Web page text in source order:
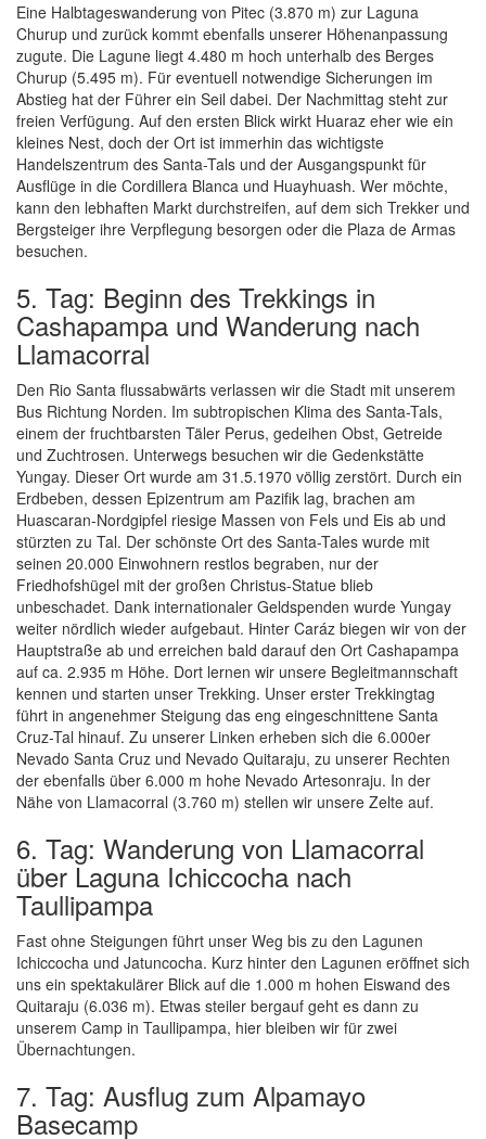
Eine Halbtageswanderung von Pitec (3.870 m) zur Laguna
Churup und zurück kommt ebenfalls unserer Höhenanpassung
zugute. Die Lagune liegt 4.480 m hoch unterhalb des Berges
Churup (5.495 m). Für eventuell notwendige Sicherungen im
Abstieg hat der Führer ein Seil dabei. Der Nachmittag steht zur
freien Verfügung. Auf den ersten Blick wirkt Huaraz eher wie ein
kleines Nest, doch der Ort ist immerhin das wichtigste
Handelszentrum des Santa-Tals und der Ausgangspunkt für
Ausflüge in die Cordillera Blanca und Huayhuash. Wer möchte,
kann den lebhaften Markt durchstreifen, auf dem sich Trekker und
Bergsteiger ihre Verpflegung besorgen oder die Plaza de Armas
besuchen.
5. Tag: Beginn des Trekkings in
Cashapampa und Wanderung nach
Llamacorral
Den Rio Santa flussabwärts verlassen wir die Stadt mit unserem
Bus Richtung Norden. Im subtropischen Klima des Santa-Tals,
einem der fruchtbarsten Täler Perus, gedeihen Obst, Getreide
und Zuchtrosen. Unterwegs besuchen wir die Gedenkstätte
Yungay. Dieser Ort wurde am 31.5.1970 völlig zerstört. Durch ein
Erdbeben, dessen Epizentrum am Pazifik lag, brachen am
Huascaran-Nordgipfel riesige Massen von Fels und Eis ab und
stürzten zu Tal. Der schönste Ort des Santa-Tales wurde mit
seinen 20.000 Einwohnern restlos begraben, nur der
Friedhofshügel mit der großen Christus-Statue blieb
unbeschadet. Dank internationaler Geldspenden wurde Yungay
weiter nördlich wieder aufgebaut. Hinter Caráz biegen wir von der
Hauptstraße ab und erreichen bald darauf den Ort Cashapampa
auf ca. 2.935 m Höhe. Dort lernen wir unsere Begleitmannschaft
kennen und starten unser Trekking. Unser erster Trekkingtag
führt in angenehmer Steigung das eng eingeschnittene Santa
Cruz-Tal hinauf. Zu unserer Linken erheben sich die 6.000er
Nevado Santa Cruz und Nevado Quitaraju, zu unserer Rechten
der ebenfalls über 6.000 m hohe Nevado Artesonraju. In der
Nähe von Llamacorral (3.760 m) stellen wir unsere Zelte auf.
6. Tag: Wanderung von Llamacorral
über Laguna Ichiccocha nach
Taullipampa
Fast ohne Steigungen führt unser Weg bis zu den Lagunen
Ichiccocha und Jatuncocha. Kurz hinter den Lagunen eröffnet sich
uns ein spektakulärer Blick auf die 1.000 m hohen Eiswand des
Quitaraju (6.036 m). Etwas steiler bergauf geht es dann zu
unserem Camp in Taullipampa, hier bleiben wir für zwei
Übernachtungen.
7. Tag: Ausflug zum Alpamayo
Basecamp